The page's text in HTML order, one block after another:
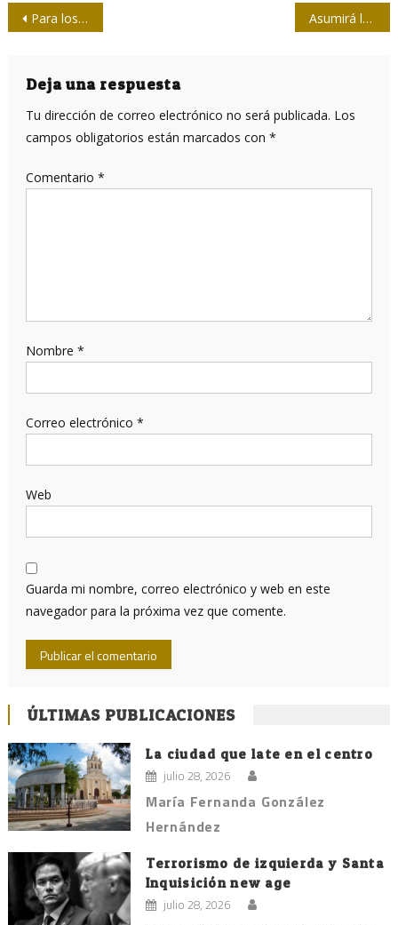
Navegación
entradas
Para los Píndaros de hoy (I) Asumirá la nueva Asamblea Nacional de Cuba el 19 de abril de 2018
Deja una respuesta
Tu dirección de correo electrónico no será publicada. Los
campos obligatorios están marcados con *
Comentario *
Nombre *
Correo electrónico *
Web
Guarda mi nombre, correo electrónico y web en este
navegador para la próxima vez que comente.
ÚLTIMAS PUBLICACIONES
La ciudad que late en el centro
julio 28, 2026
María Fernanda González
Hernández
Terrorismo de izquierda y Santa
Inquisición new age
julio 28, 2026